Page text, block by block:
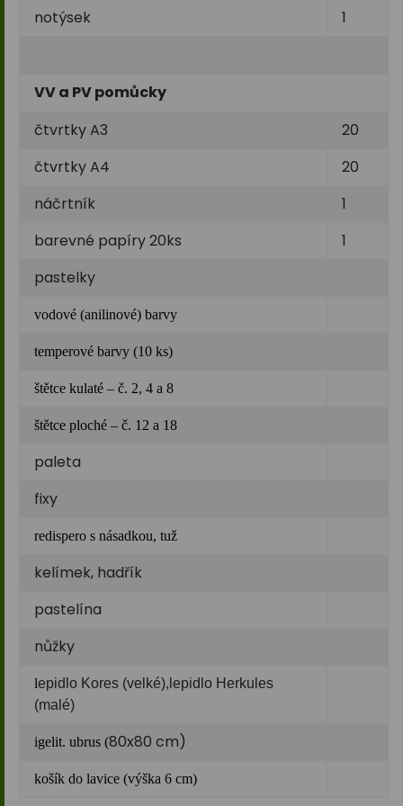
notýsek
1
VV a PV pomůcky
čtvrtky A3
20
čtvrtky A4
20
náčrtník
1
barevné papíry 20ks
1
pastelky
vodové (anilinové) barvy
temperové barvy (10 ks)
štětce kulaté – č. 2, 4 a 8
štětce ploché – č. 12 a 18
paleta
fixy
redispero s násadkou, tuž
kelímek, hadřík
pastelína
nůžky
lepidlo Kores (velké),lepidlo Herkules
(malé)
igelit. ubrus (80x80 cm)
košík do lavice (výška 6 cm)